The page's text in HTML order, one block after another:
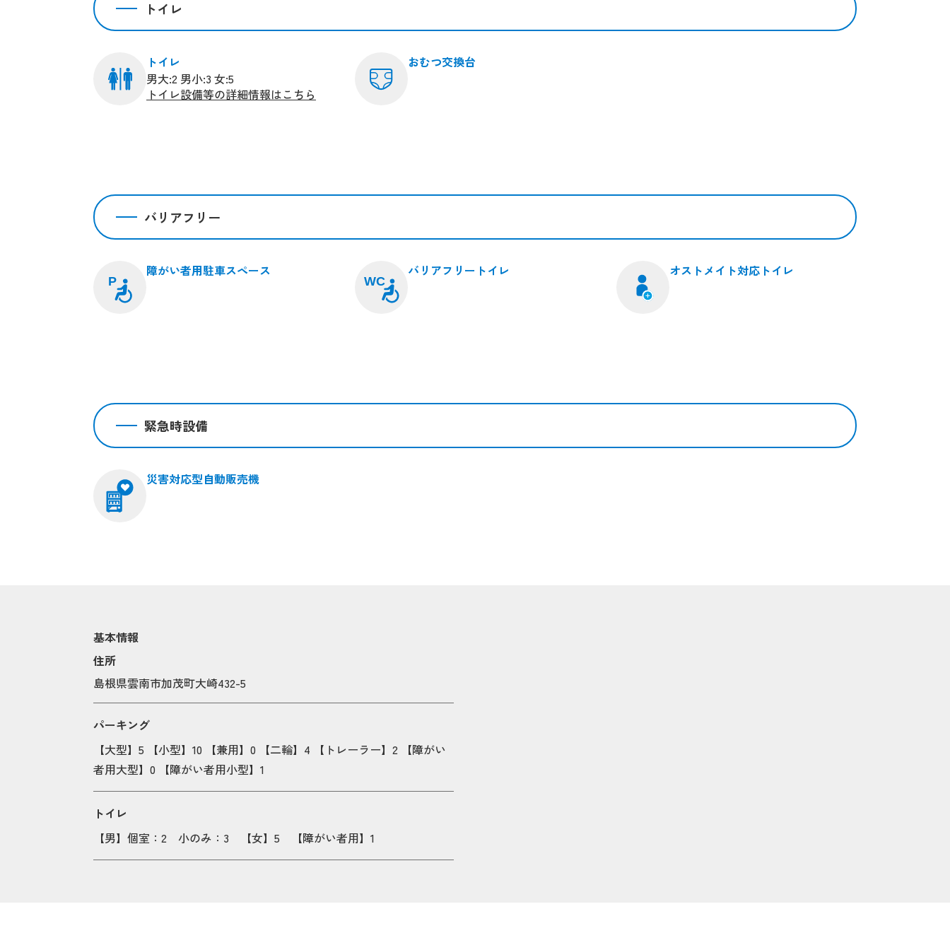
トイレ
トイレ
男大:2 男小:3 女:5
トイレ設備等の詳細情報はこちら
おむつ交換台
バリアフリー
P
障がい者用駐車スペース
WC
バリアフリートイレ オストメイト対応トイレ
緊急時設備
災害対応型自動販売機
基本情報
住所
島根県雲南市加茂町大崎432-5
パーキング
【大型】5 【小型】10 【兼用】0 【二輪】4 【トレーラー】2 【障がい
者用大型】0 【障がい者用小型】1
トイレ
【男】個室：2 小のみ：3 【女】5
【障がい者用】1